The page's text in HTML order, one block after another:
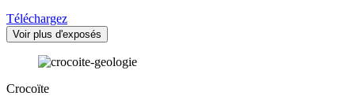
Téléchargez
Voir plus d'exposés
Crocoïte